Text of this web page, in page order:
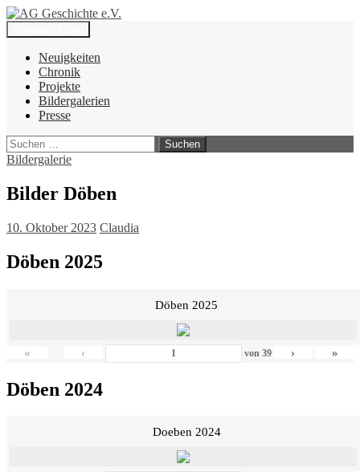
Zum
Inhalt
springen
AG Geschichte e.V.
Suchen
Neuigkeiten
Chronik
Projekte
Bildergalerien
Presse
Suchen
nach:
Bildergalerie
Bilder Döben
10. Oktober 2023 Claudia
Döben 2025
Döben 2025
« ‹ von 39 › »
Döben 2024
Doeben 2024